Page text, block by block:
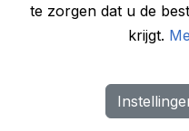
te zorgen dat u de
krijgt.
De 5 meest
elektrische auto
Elektrische auto’s
Kan auto niet privé